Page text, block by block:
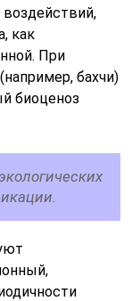
как
При
бахчи)
биоценоз